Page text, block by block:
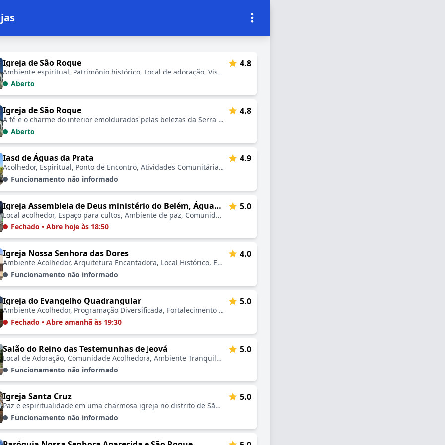
em Igrejas
Igreja de São Roque
Ambiente espiritual, Patrimônio histórico, Local de adoração, Visitas guiadas, Arquitetura tradicional
4.8
Aberto
Igreja de São Roque
A fé e o charme do interior emoldurados pelas belezas da Serra da Mantiqueira ⛪⛰️🕊️✨
4.8
Aberto
Iasd de Águas da Prata
Acolhedor, Espiritual, Ponto de Encontro, Atividades Comunitárias, Ambiente de Paz, Arquitetura Charmosa, Localizada no Coração da Cidade
4.9
Funcionamento não informado
Igreja Assembleia de Deus ministério do Belém, Águas da Prata SP
Local acolhedor, Espaço para cultos, Ambiente de paz, Comunidade ativa, Fácil acesso, Referência local, Contato disponível
5.0
Fechado • Abre hoje às 18:50
Igreja Nossa Senhora das Dores
Ambiente Acolhedor, Arquitetura Encantadora, Local Histórico, Eventos Religiosos, Espaço de Culto, Comunidade Vibrante, Local de Reflexão
4.0
Funcionamento não informado
Igreja do Evangelho Quadrangular
Ambiente Acolhedor, Programação Diversificada, Fortalecimento da Fé, Eventos Comunitários, Compromisso com Valores Cristãos, União Entre Membros, Ponto de Encontro Espiritual
5.0
Fechado • Abre amanhã às 19:30
Salão do Reino das Testemunhas de Jeová
Local de Adoração, Comunidade Acolhedora, Ambiente Tranquilo, Reuniões Regulares, Eventos Especiais, Crescimento Espiritual, Fácil Acesso
5.0
Funcionamento não informado
Igreja Santa Cruz
Paz e espiritualidade em uma charmosa igreja no distrito de São Roque da Fartura ⛪🕊️⛰️✨
5.0
Funcionamento não informado